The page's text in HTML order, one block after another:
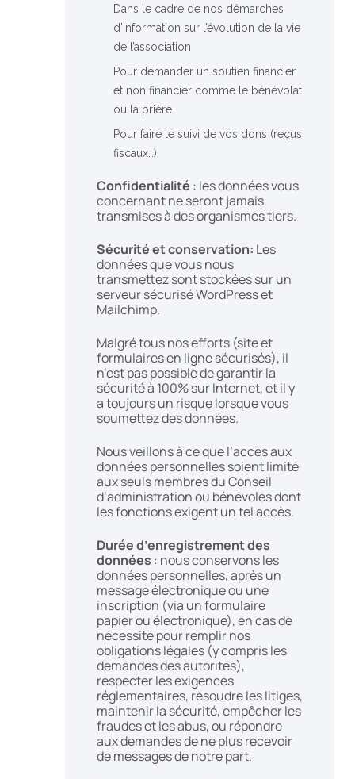
Dans le cadre de nos démarches
d’information sur l’évolution de la vie
de l’association
Pour demander un soutien financier
et non financier comme le bénévolat
ou la prière
Pour faire le suivi de vos dons (reçus
fiscaux…)
Confidentialité : les données vous
concernant ne seront jamais
transmises à des organismes tiers.
Sécurité et conservation: Les
données que vous nous
transmettez sont stockées sur un
serveur sécurisé WordPress et
Mailchimp.
Malgré tous nos efforts (site et
formulaires en ligne sécurisés), il
n’est pas possible de garantir la
sécurité à 100% sur Internet, et il y
a toujours un risque lorsque vous
soumettez des données.
Nous veillons à ce que l’accès aux
données personnelles soient limité
aux seuls membres du Conseil
d’administration ou bénévoles dont
les fonctions exigent un tel accès.
Durée d’enregistrement des
données : nous conservons les
données personnelles, après un
message électronique ou une
inscription (via un formulaire
papier ou électronique), en cas de
nécessité pour remplir nos
obligations légales (y compris les
demandes des autorités),
respecter les exigences
réglementaires, résoudre les litiges,
maintenir la sécurité, empêcher les
fraudes et les abus, ou répondre
aux demandes de ne plus recevoir
de messages de notre part.